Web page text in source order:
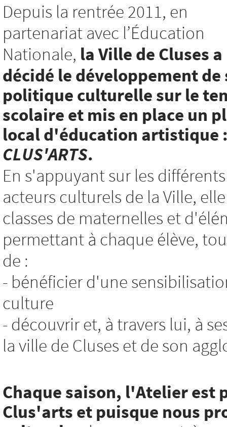
Depuis la rentrée 2011, en
partenariat avec l’Éducation
Nationale, la Ville de Cluses a
décidé le développement de
politique culturelle sur le
scolaire et mis en place un
local d'éducation artistique
CLUS'ARTS.
En s'appuyant sur les différents
acteurs culturels de la Ville,
classes de maternelles et
permettant à chaque élève,
de :
- bénéficier d'une
culture
- découvrir et, à travers lui, à
la ville de Cluses et de son
Chaque saison, l'Atelier
Clus'arts et puisque nous